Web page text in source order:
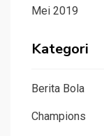
Mei 2019
Kategori
Berita Bola
Champions